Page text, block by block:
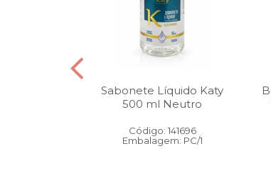
Sabonete Líquido Katy
500 ml Neutro
Código: 141696
Embalagem: PC/1